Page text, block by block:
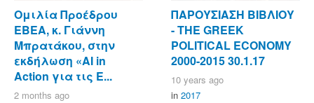
Ομιλία Προέδρου
ΕΒΕΑ, κ. Γιάννη
Μπρατάκου, στην
εκδήλωση «AI in
Action για τις Ε...
2 months ago
ΠΑΡΟΥΣΙΑΣΗ ΒΙΒΛΙΟΥ
- ΤΗΕ GREEK
POLITICAL ECONOMY
2000-2015 30.1.17
10 years ago
in 2017